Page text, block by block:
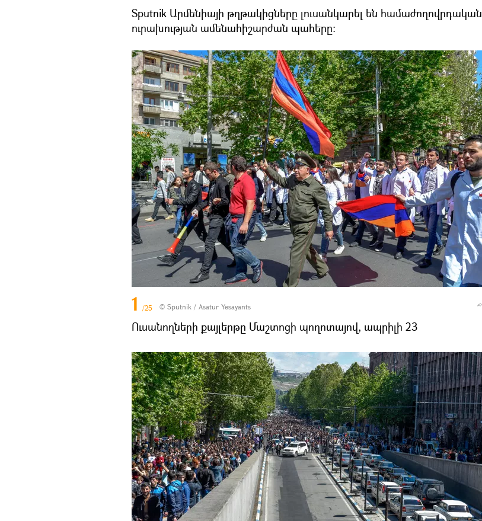
Sputnik Արմենիայի թղթակիցները լուսանկարել են համաժողովրդական
ուրախության ամենահիշարժան պահերը։
1 /25 © Sputnik / Asatur Yesayants
Ուսանողների քայլերթը Մաշտոցի պողոտայով, ապրիլի 23